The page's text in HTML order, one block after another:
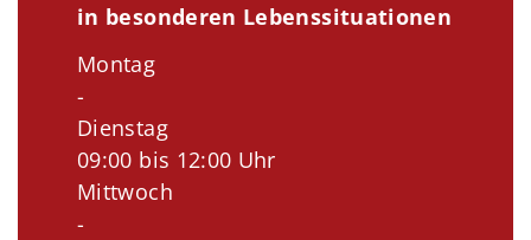
in besonderen Lebenssituationen
Montag
-
Dienstag
09:00 bis 12:00 Uhr
Mittwoch
-